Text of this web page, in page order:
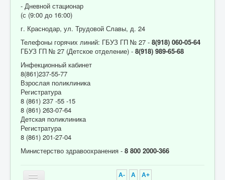
- Дневной стационар
(с (9:00 до 16:00)
г. Краснодар, ул. Трудовой Славы, д. 24
Телефоны горячих линий: ГБУЗ ГП № 27 - 8(918) 060-05-64
ГБУЗ ГП № 27 (Детское отделение) - 8(918) 989-65-68
Инфекционный кабинет
8(861)237-55-77
Взрослая поликлиника
Регистратура
8 (861) 237 -55 -15
8 (861) 263-07-64
Детская поликлиника
Регистратура
8 (861) 201-27-04
Министерство здравоохранения - 8 800 2000-366
A- A A+